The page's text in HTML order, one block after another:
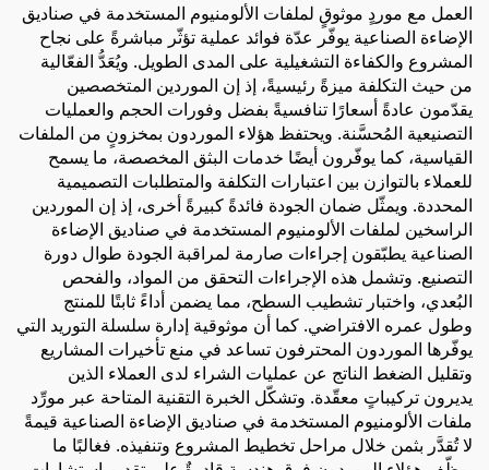
العمل مع موردٍ موثوقٍ لملفات الألومنيوم المستخدمة في صناديق
الإضاءة الصناعية يوفّر عدّة فوائد عملية تؤثّر مباشرةً على نجاح
المشروع والكفاءة التشغيلية على المدى الطويل. ويُعَدُّ الفعّالية
من حيث التكلفة ميزةً رئيسيةً، إذ إن الموردين المتخصصين
يقدّمون عادةً أسعارًا تنافسيةً بفضل وفورات الحجم والعمليات
التصنيعية المُحسَّنة. ويحتفظ هؤلاء الموردون بمخزونٍ من الملفات
القياسية، كما يوفّرون أيضًا خدمات البثق المخصصة، ما يسمح
للعملاء بالتوازن بين اعتبارات التكلفة والمتطلبات التصميمية
المحددة. ويمثّل ضمان الجودة فائدةً كبيرةً أخرى، إذ إن الموردين
الراسخين لملفات الألومنيوم المستخدمة في صناديق الإضاءة
الصناعية يطبّقون إجراءات صارمة لمراقبة الجودة طوال دورة
التصنيع. وتشمل هذه الإجراءات التحقق من المواد، والفحص
البُعدي، واختبار تشطيب السطح، مما يضمن أداءً ثابتًا للمنتج
وطول عمره الافتراضي. كما أن موثوقية إدارة سلسلة التوريد التي
يوفّرها الموردون المحترفون تساعد في منع تأخيرات المشاريع
وتقليل الضغط الناتج عن عمليات الشراء لدى العملاء الذين
يديرون تركيباتٍ معقّدة. وتشكّل الخبرة التقنية المتاحة عبر مورِّد
ملفات الألومنيوم المستخدمة في صناديق الإضاءة الصناعية قيمةً
لا تُقدَّر بثمن خلال مراحل تخطيط المشروع وتنفيذه. فغالبًا ما